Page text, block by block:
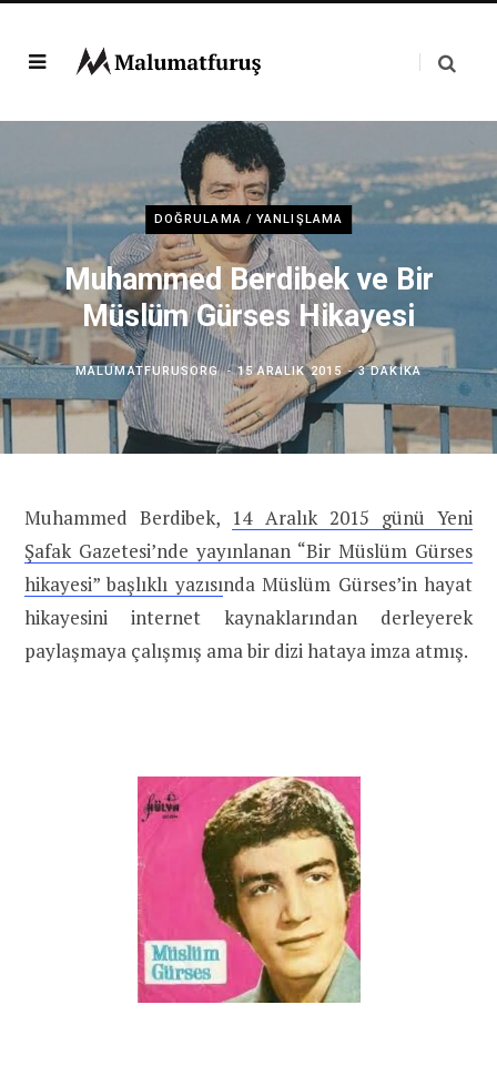
DOĞRULAMA / YANLIŞLAMA
Muhammed Berdibek ve Bir
Müslüm Gürses Hikayesi
MALUMATFURUSORG 15 ARALIK 2015 3 DAKIKA
Muhammed Berdibek, 14 Aralık 2015 günü Yeni
Şafak Gazetesi’nde yayınlanan “Bir Müslüm Gürses
hikayesi” başlıklı yazısında Müslüm Gürses’in hayat
hikayesini internet kaynaklarından derleyerek
paylaşmaya çalışmış ama bir dizi hataya imza atmış.